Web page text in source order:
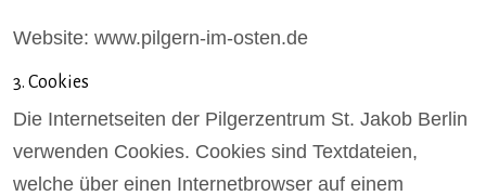
Website: www.pilgern-im-osten.de
3. Cookies
Die Internetseiten der Pilgerzentrum St. Jakob Berlin
verwenden Cookies. Cookies sind Textdateien,
welche über einen Internetbrowser auf einem